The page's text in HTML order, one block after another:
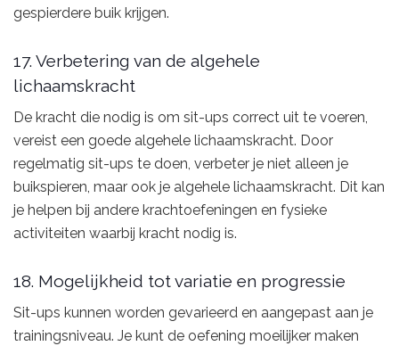
gespierdere buik krijgen.
17. Verbetering van de algehele
lichaamskracht
De kracht die nodig is om sit-ups correct uit te voeren,
vereist een goede algehele lichaamskracht. Door
regelmatig sit-ups te doen, verbeter je niet alleen je
buikspieren, maar ook je algehele lichaamskracht. Dit kan
je helpen bij andere krachtoefeningen en fysieke
activiteiten waarbij kracht nodig is.
18. Mogelijkheid tot variatie en progressie
Sit-ups kunnen worden gevarieerd en aangepast aan je
trainingsniveau. Je kunt de oefening moeilijker maken